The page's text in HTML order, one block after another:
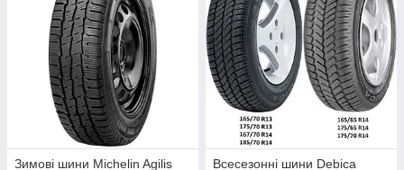
Зимові шини Michelin Agilis
Всесезонні шини Debica